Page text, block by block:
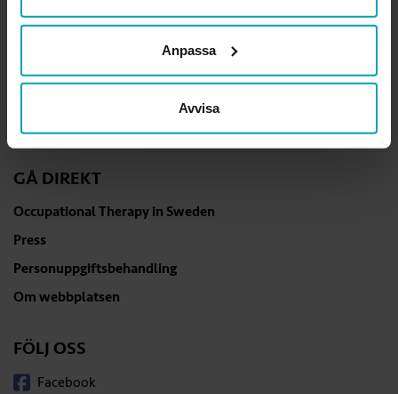
Anpassa
Avvisa
Professionsfrågor och övriga frågor
kansli@arbetsterapeuterna.se
GÅ DIREKT
Occupational Therapy in Sweden
Press
Personuppgiftsbehandling
Om webbplatsen
FÖLJ OSS
Facebook